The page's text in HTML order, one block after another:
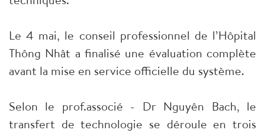
Le 4 mai, le conseil professionnel de l’Hôpital
Thông Nhât a finalisé une évaluation complète
avant la mise en service officielle du système.
Selon le prof.associé - Dr Nguyên Bach, le
transfert de technologie se déroule en trois